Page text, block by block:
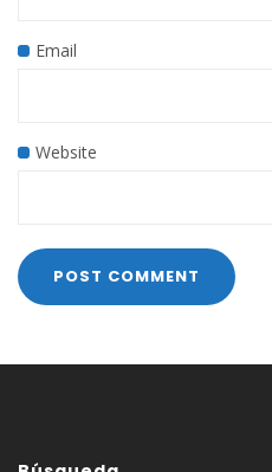
Email
Website